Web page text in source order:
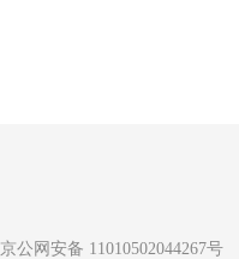
京公网安备 11010502044267号